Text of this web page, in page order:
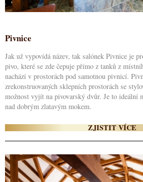
Pivnice
Jak už vypovídá název, tak salónek Pivnice je
pivo, které se zde čepuje přímo z tanků z
nachází v prostorách pod samotnou pivnicí.
zrekonstruovaných sklepních prostorách se
možnost vyjít na pivovarský dvůr. Je to ideální
nad dobrým zlatavým mokem.
ZJISTIT VÍCE